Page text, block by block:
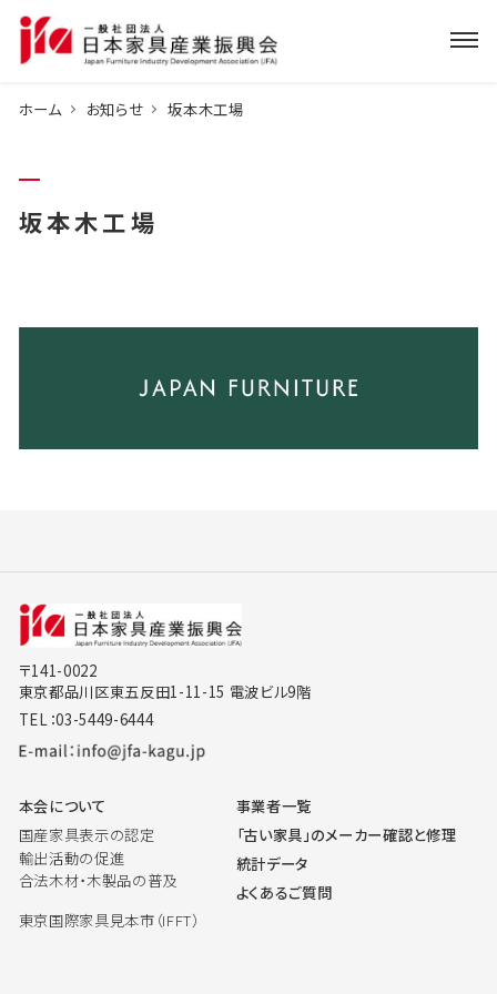
ホーム お知らせ 坂本木工場
坂本木工場
〒141-0022
東京都品川区東五反田1-11-15 電波ビル9階
TEL：03-5449-6444
本会について
国産家具表示の認定
輸出活動の促進
合法木材・木製品の普及
東京国際家具見本市（IFFT）
事業者一覧
「古い家具」のメーカー確認と修理
統計データ
よくあるご質問